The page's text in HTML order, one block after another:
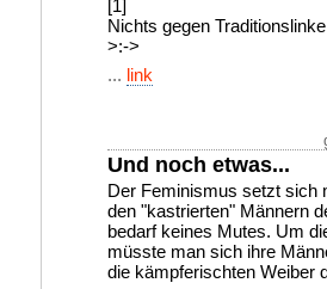
[1]
Nichts gegen
>:->
... link
Und noch etwas...
Der Feminismus setzt sich
den "kastrierten" Männern
bedarf keines Mutes. Um
müsste man sich ihre
die kämpferischten Weiber